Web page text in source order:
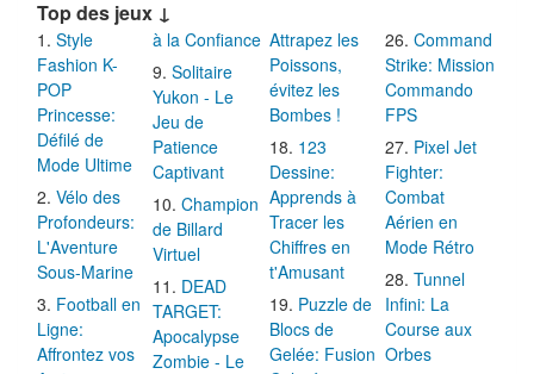
Top des jeux ↓
Style
Fashion K-
POP
Princesse:
Défilé de
Mode Ultime
Vélo des
Profondeurs:
L'Aventure
Sous-Marine
Football en
Ligne:
Affrontez vos
à la Confiance
Solitaire
Yukon - Le
Jeu de
Patience
Captivant
Champion
de Billard
Virtuel
DEAD
TARGET:
Apocalypse
Zombie - Le
Attrapez les
Poissons,
évitez les
Bombes !
123
Dessine:
Apprends à
Tracer les
Chiffres en
t'Amusant
Puzzle de
Blocs de
Gelée: Fusion
Command
Strike: Mission
Commando
FPS
Pixel Jet
Fighter:
Combat
Aérien en
Mode Rétro
Tunnel
Infini: La
Course aux
Orbes